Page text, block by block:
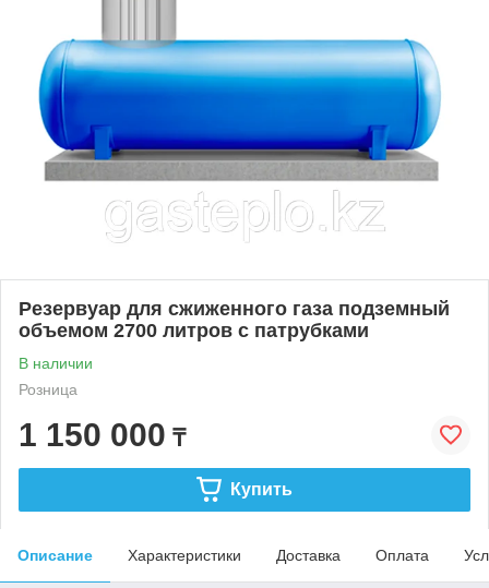
Резервуар для сжиженного газа подземный
объемом 2700 литров с патрубками
В наличии
Розница
1 150 000 ₸
Купить
Описание Характеристики Доставка Оплата